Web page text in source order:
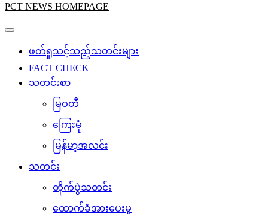
PCT NEWS HOMEPAGE
ဖတ်ရှုသင့်သည့်သတင်းများ
FACT CHECK
သတင်းစာ
မြဝတီ
ကြေးမုံ
မြန်မာ့အလင်း
သတင်း
တိုက်ပွဲသတင်း
ထောက်ခံအားပေးမှု